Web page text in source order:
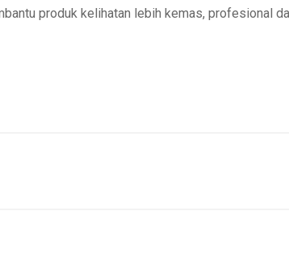
produk kelihatan lebih kemas, profesional